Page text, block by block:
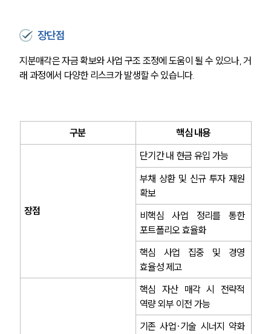
장단점
지분매각은 자금 확보와 사업 구조 조정에 도움이 될 수 있으나, 거
래 과정에서 다양한 리스크가 발생할 수 있습니다.
구분 핵심 내용
장점
단기간 내 현금 유입 가능
부채 상환 및 신규 투자 재원
확보
비핵심 사업 정리를 통한
포트폴리오 효율화
핵심 사업 집중 및 경영
효율성 제고
핵심 자산 매각 시 전략적
역량 외부 이전 가능
기존 사업·기술 시너지 약화